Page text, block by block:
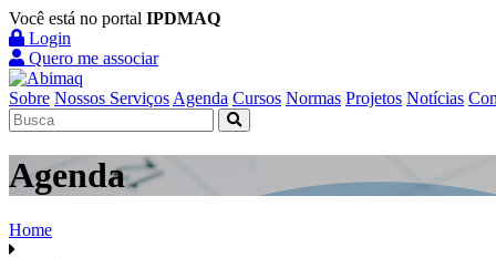
Você está no portal IPDMAQ
Login
Quero me associar
Sobre Nossos Serviços Agenda Cursos Normas Projetos Notícias
Agenda
Home